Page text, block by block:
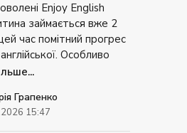
Міг вирішити базові
Це дуже знижує
Enjoy English
займається вже 2
час помітний прогрес
Особливо
із задоволенням
викладачам за
цікаве навчання та
Грапенко
15:47